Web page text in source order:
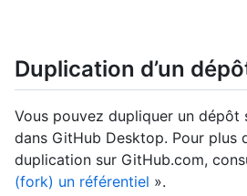
Duplication d’un
Vous pouvez dupliquer un dépôt
dans GitHub Desktop. Pour plus
duplication sur GitHub.com,
(fork) un référentiel ».